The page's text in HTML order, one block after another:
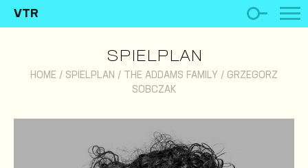
VTR
SPIELPLAN
HOME / SPIELPLAN / THE ADDAMS FAMILY / GRZEGORZ
SOBCZAK